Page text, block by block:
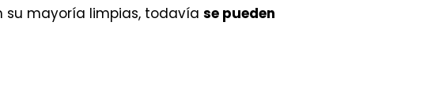
su mayoría limpias, todavía se pueden